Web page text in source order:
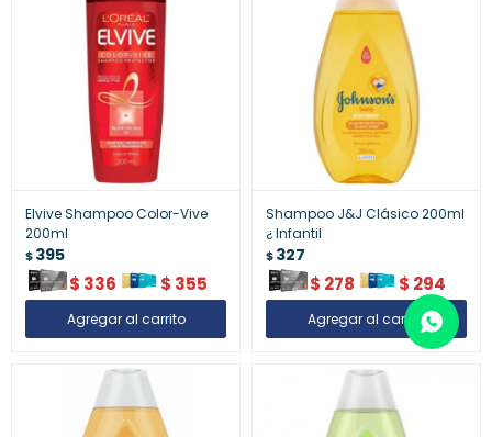
Elvive Shampoo Color-Vive
200ml
$395
$ 336 $ 355
Shampoo J&J Clásico 200ml
¿ Infantil
$327
$ 278 $ 294